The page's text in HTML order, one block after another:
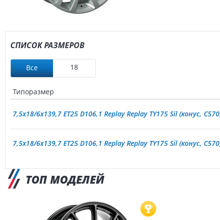
СПИСОК РАЗМЕРОВ
Все 18
Типоразмер
7,5x18/6x139,7 ET25 D106,1 Replay Replay TY175 Sil (конус,
7,5x18/6x139,7 ET25 D106,1 Replay Replay TY175 Sil (конус,
ТОП МОДЕЛЕЙ